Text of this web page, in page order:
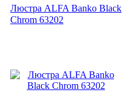
Люстра ALFA Banko Black
Chrom 63202